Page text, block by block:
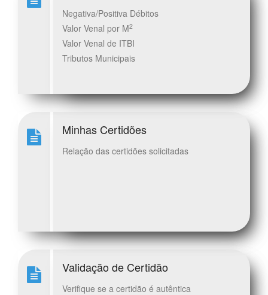
Negativa/Positiva Débitos
Valor Venal por M2
Valor Venal de ITBI
Tributos Municipais
Minhas Certidões
Relação das certidões solicitadas
Validação de Certidão
Verifique se a certidão é autêntica